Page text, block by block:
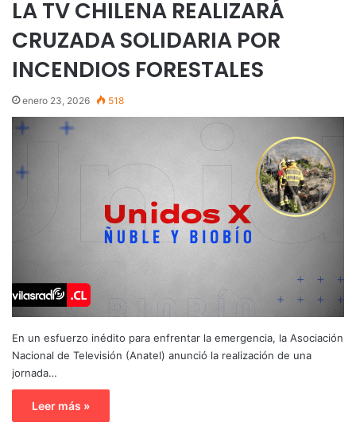
LA TV CHILENA REALIZARÁ
CRUZADA SOLIDARIA POR
INCENDIOS FORESTALES
enero 23, 2026 518
En un esfuerzo inédito para enfrentar la emergencia, la Asociación
Nacional de Televisión (Anatel) anunció la realización de una
jornada…
Leer más »